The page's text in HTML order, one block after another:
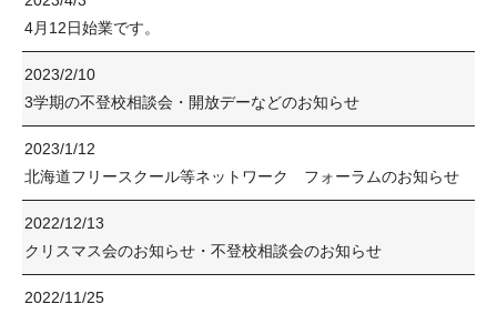
4月12日始業です。
2023/2/10
3学期の不登校相談会・開放デーなどのお知らせ
2023/1/12
北海道フリースクール等ネットワーク フォーラムのお知らせ
2022/12/13
クリスマス会のお知らせ・不登校相談会のお知らせ
2022/11/25